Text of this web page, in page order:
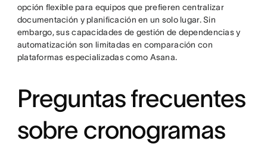
opción flexible para equipos que prefieren centralizar
documentación y planificación en un solo lugar. Sin
embargo, sus capacidades de gestión de dependencias y
automatización son limitadas en comparación con
plataformas especializadas como Asana.
Preguntas frecuentes
sobre cronogramas